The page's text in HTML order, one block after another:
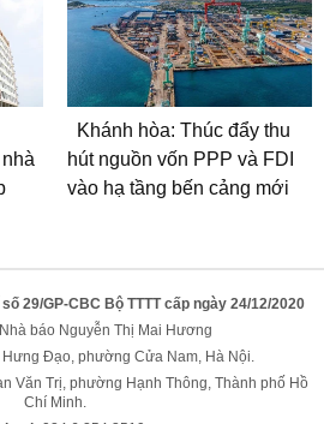
Khánh hòa: Thúc đẩy thu
hút nguồn vốn PPP và FDI
vào hạ tầng bến cảng mới
29/GP-CBC Bộ TTTT cấp ngày 24/12/2020
Nhà báo Nguyễn Thị Mai Hương
Đạo, phường Cửa Nam, Hà Nội.
Văn Trị, phường Hạnh Thông, Thành phố Hồ
Chí Minh.